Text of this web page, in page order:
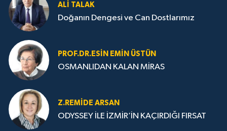
ALI TALAK
Doğanın Dengesi ve Can Dostlarımız
PROF.DR.ESIN EMIN ÜSTÜN
OSMANLIDAN KALAN MİRAS
Z.REMIDE ARSAN
ODYSSEY İLE İZMİR’İN KAÇIRDIĞI FIRSAT